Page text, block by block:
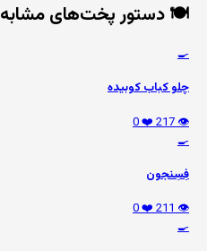
🍽️ دستور پخت‌های مشابه
🍳
چلو کباب کوبیده
👁️ 217
❤️ 0
🍳
فِسِنجون
👁️ 211
❤️ 0
🍳